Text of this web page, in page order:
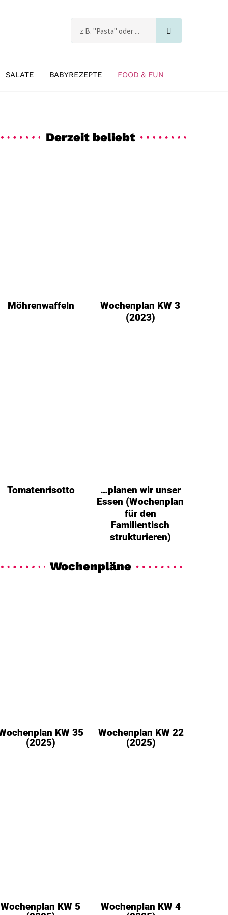
Suche
SALATE BABYREZEPTE FOOD & FUN
Derzeit beliebt
Möhrenwaffeln
Wochenplan KW 3
(2023)
Tomatenrisotto
…planen wir unser
Essen (Wochenplan
für den
Familientisch
strukturieren)
Wochenpläne
KW 35
(2025)
Wochenplan KW 22
(2025)
Wochenplan KW 5
Wochenplan KW 4